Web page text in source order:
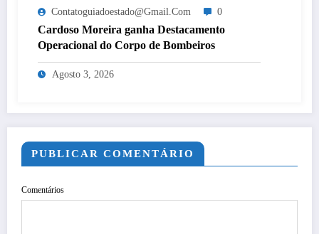
Contatoguiadoestado@gmail.com 0
Cardoso Moreira ganha Destacamento
Operacional do Corpo de Bombeiros
Agosto 3, 2026
PUBLICAR COMENTÁRIO
Comentários